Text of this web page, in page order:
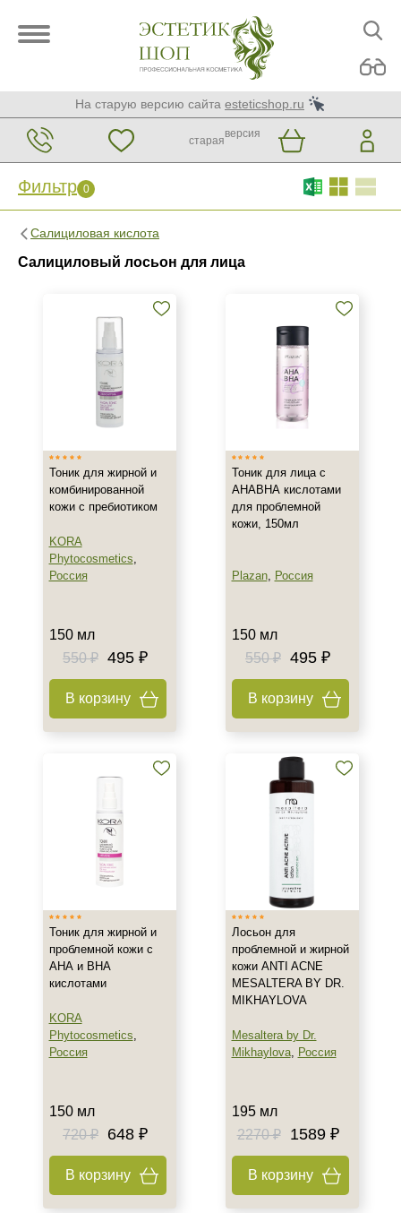
На старую версию сайта esteticshop.ru
старая
версия
Фильтр 0
Салициловая кислота
Салициловый лосьон для лица
Фильтр 0
Mesaltera by Dr. Mikhaylova
Южная Корея
Тип товара
Тонер
Тоник
Домашняя
Тип кожи
После 20
Действие
Очищение
Тонизация
Акне
Воспаление
Себорея
Показать еще
Тоник для жирной и
комбинированной
кожи с пребиотиком
KORA
Phytocosmetics,
Россия
150 мл
550 ₽ 495 ₽
В корзину
Тоник для лица с
АНАВНА кислотами
для проблемной
кожи, 150мл
Plazan, Россия
150 мл
550 ₽ 495 ₽
В корзину
Тоник для жирной и
проблемной кожи с
АНА и ВНА
кислотами
KORA
Phytocosmetics,
Россия
150 мл
720 ₽
648 ₽
В корзину
Лосьон для
проблемной и жирной
кожи ANTI ACNE
MESALTERA BY DR.
MIKHAYLOVA
Mesaltera by Dr.
Mikhaylova, Россия
195 мл
2270 ₽
1589 ₽
В корзину